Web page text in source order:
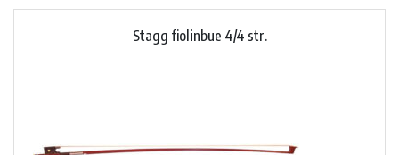
Stagg fiolinbue 4/4 str.